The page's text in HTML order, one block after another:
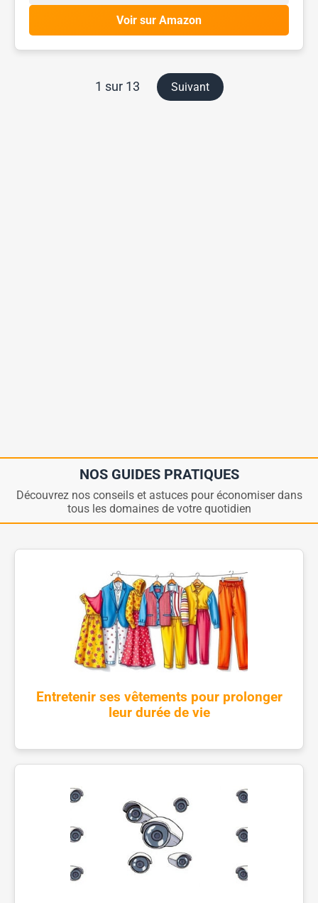
Voir sur Amazon
1 sur 13 Suivant
NOS GUIDES PRATIQUES
Découvrez nos conseils et astuces pour économiser dans
tous les domaines de votre quotidien
Entretenir ses vêtements pour prolonger
leur durée de vie